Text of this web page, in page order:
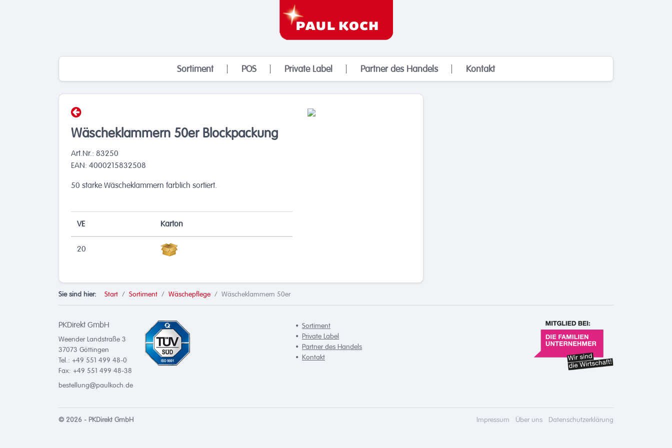
Sortiment POS Private Label Partner des Handels Kontakt
Wäscheklammern 50er Blockpackung
Art.Nr.: 83250
EAN: 4000215832508
50 starke Wäscheklammern farblich sortiert.
VE Karton
20
Sie sind hier: Start Sortiment Wäschepflege Wäscheklammern 50er
PKDirekt GmbH
Weender Landstraße 3
37073 Göttingen
Tel.: +49 551 499 48-0
Fax: +49 551 499 48-38
bestellung@paulkoch.de
Sortiment
Private Label
Partner des Handels
Kontakt
© 2026 - PKDirekt GmbH Impressum Über uns Datenschutzerklärung